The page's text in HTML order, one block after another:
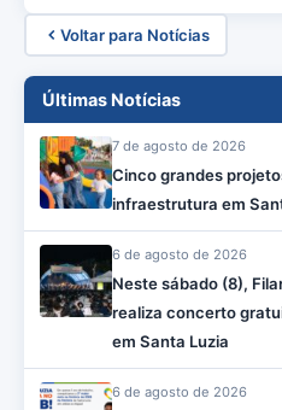
Voltar para Notícias
Últimas Notícias
7 de agosto de 2026
Cinco grandes
infraestrutura em
6 de agosto de 2026
Neste sábado (8),
realiza concerto
em Santa Luzia
6 de agosto de 2026